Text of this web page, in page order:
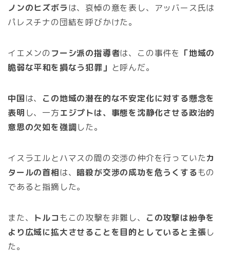
ノンのヒズボラは、哀悼の意を表し、アッバース氏は
パレスチナの団結を呼びかけた。
イエメンの フーシ派の指導者は、この事件を 「地域の
脆弱な平和を損なう犯罪」 と呼んだ。
中国は、 この地域の潜在的な不安定化に対する懸念を
表明 し、一方エジプトは、事態を沈静化させる政治的
意思の欠如を強調した。
イスラエルとハマスの間の交渉の仲介を行っていたカ
タールの首相は、 暗殺が交渉の成功を危うくするもの
であると指摘した。
また、 トルコもこの攻撃を非難し、 この攻撃は紛争を
より広域に拡大させることを目的としていると主張し
た。